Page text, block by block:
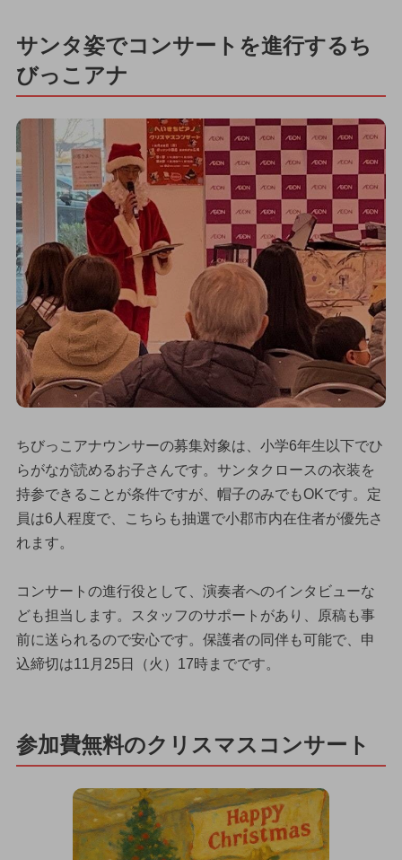
サンタ姿でコンサートを進行するち
びっこアナ
ちびっこアナウンサーの募集対象は、小学6年生以下でひ
らがなが読めるお子さんです。サンタクロースの衣装を
持参できることが条件ですが、帽子のみでもOKです。定
員は6人程度で、こちらも抽選で小郡市内在住者が優先さ
れます。
コンサートの進行役として、演奏者へのインタビューな
ども担当します。スタッフのサポートがあり、原稿も事
前に送られるので安心です。保護者の同伴も可能で、申
込締切は11月25日（火）17時までです。
参加費無料のクリスマスコンサート